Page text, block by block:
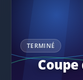
TERMINÉ
Coupe